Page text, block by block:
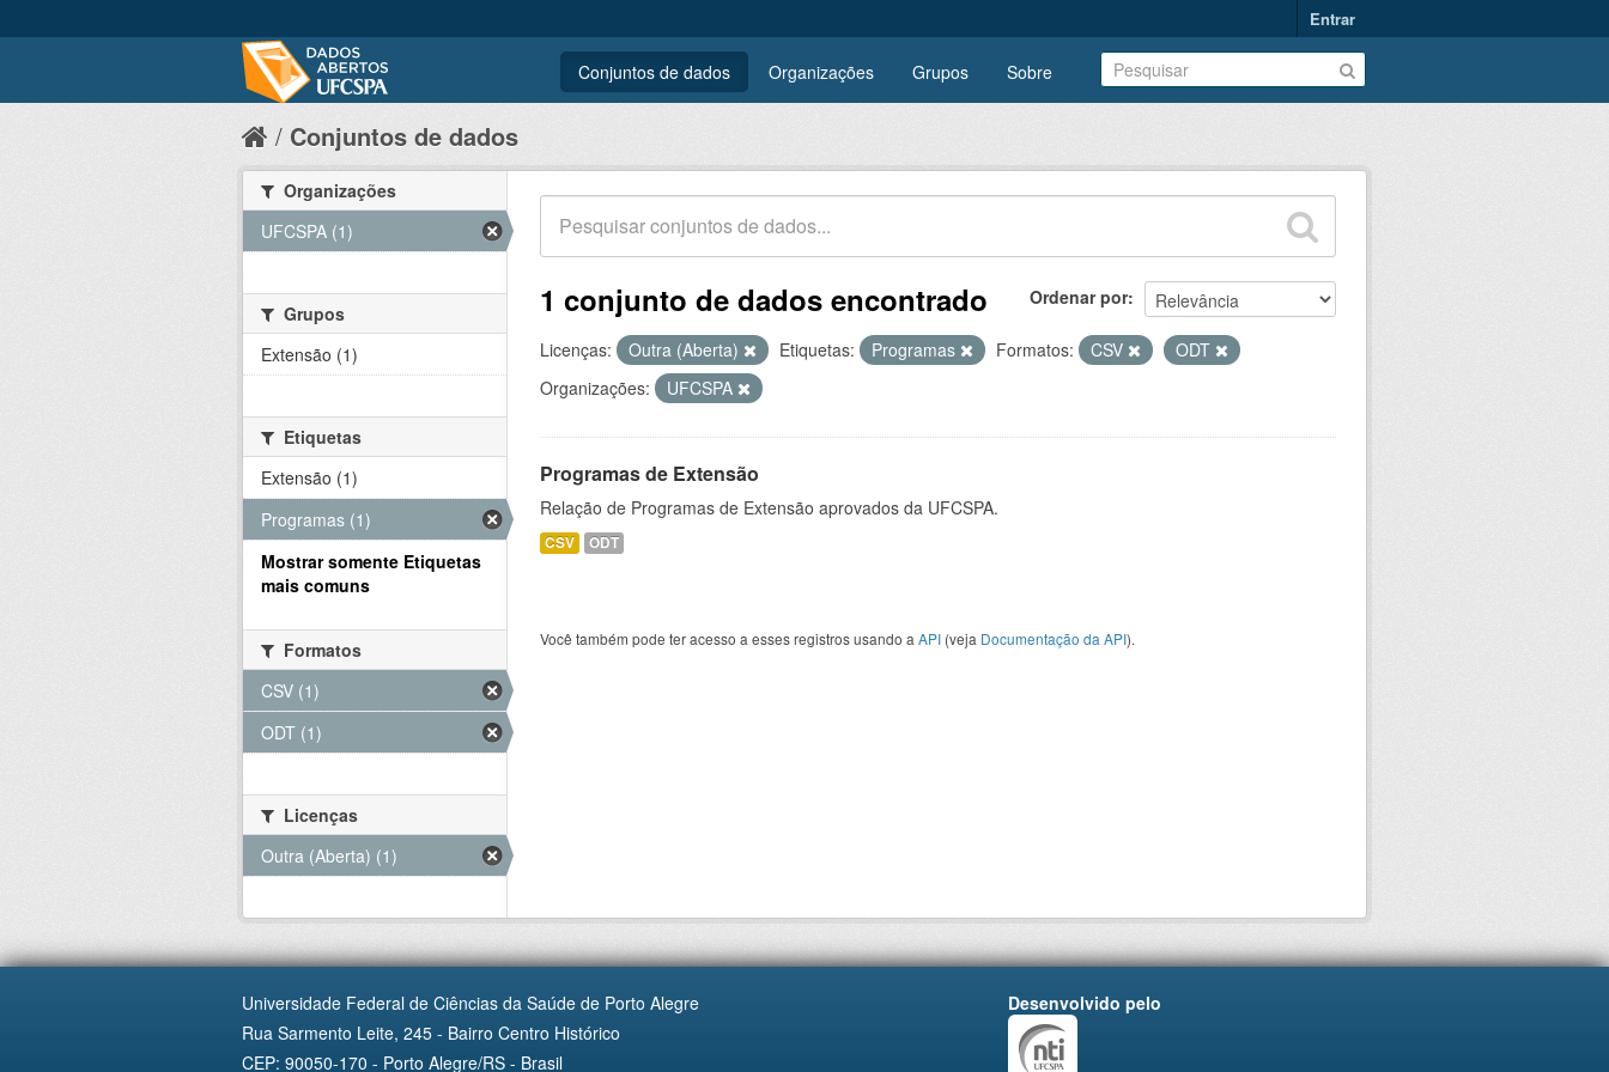
Entrar
Conjuntos de dados Organizações Grupos Sobre
Conjuntos de dados
Ordenar por
1 conjunto de dados encontrado
Licenças: Outra (Aberta) Etiquetas: Programas Formatos: CSV
ODT
Organizações:
UFCSPA
Programas de Extensão
Relação de Programas de Extensão aprovados da UFCSPA.
CSV ODT
Você também pode ter acesso a esses registros usando a API (veja Documentação da API).
Organizações
UFCSPA (1)
Grupos
Extensão (1)
Etiquetas
Extensão (1)
Programas (1)
Mostrar somente Etiquetas
mais comuns
Formatos
CSV (1)
ODT (1)
Licenças
Outra (Aberta) (1)
Universidade Federal de Ciências da Saúde de Porto Alegre
Rua Sarmento Leite, 245 - Bairro Centro Histórico
CEP: 90050-170 - Porto Alegre/RS - Brasil
Desenvolvido pelo